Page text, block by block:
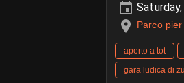
Parco
aperto a tot
gara ludica di